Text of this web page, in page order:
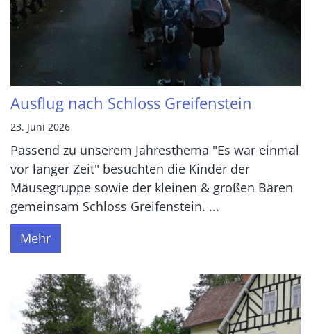
Ausflug nach Schloss Greifenstein
23. Juni 2026
Passend zu unserem Jahresthema "Es war einmal
vor langer Zeit" besuchten die Kinder der
Mäusegruppe sowie der kleinen & großen Bären
gemeinsam Schloss Greifenstein. ...
Mehr